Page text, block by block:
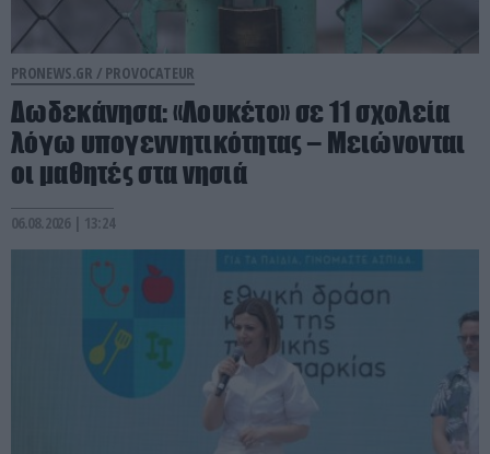
PRONEWS.GR / PROVOCATEUR
Δωδεκάνησα: «Λουκέτο» σε 11 σχολεία
λόγω υπογεννητικότητας – Μειώνονται
οι μαθητές στα νησιά
06.08.2026 | 13:24